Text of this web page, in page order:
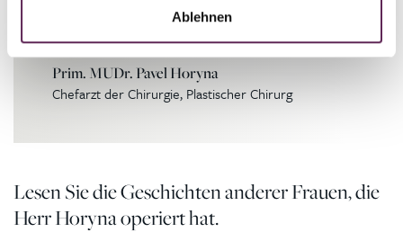
Ablehnen
Heilung die verordneten
Schmerzmittel nicht ein.
Prim. MUDr. Pavel Horyna
Chefarzt der Chirurgie, Plastischer Chirurg
Lesen Sie die Geschichten anderer Frauen, die
Herr Horyna operiert hat.